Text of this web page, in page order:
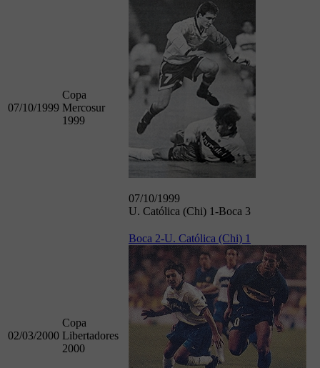
07/10/1999
Copa
Mercosur
1999
07/10/1999
U. Católica (Chi) 1-Boca 3
02/03/2000
Copa
Libertadores
2000
Boca 2-U. Católica (Chi) 1